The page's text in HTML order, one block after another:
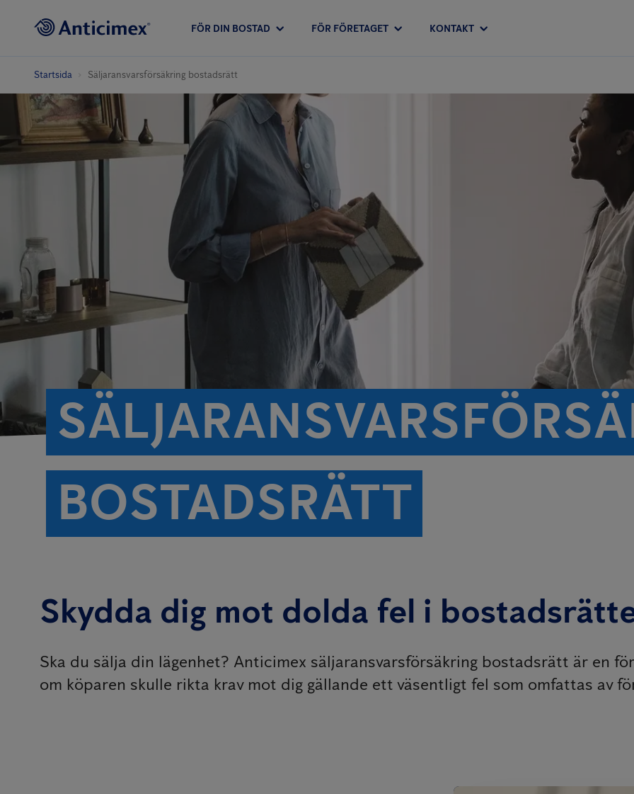
FÖR DIN BOSTAD FÖR FÖRETAGET KONTAKT
Startsida Säljaransvars­försäkring bostadsrätt
BOSTADSRÄTT
Skydda dig mot dolda fel i
Ska du sälja din lägenhet? Anticimex säljaransvarsförsäkring bostadsrätt är en
om köparen skulle rikta krav mot dig gällande ett väsentligt fel som omfattas av